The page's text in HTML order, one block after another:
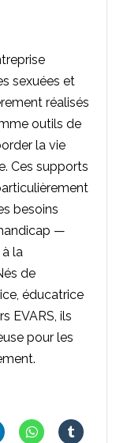
sexuées et
réalisés
outils de
la vie
Ces supports
besoins
—
la
de
éducatrice
EVARS, ils
pour les